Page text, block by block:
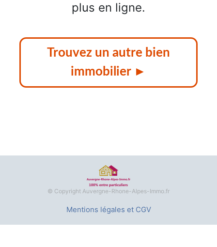
plus en ligne.
Trouvez un autre bien
immobilier ►
© Copyright Auvergne-Rhone-Alpes-Immo.fr
Mentions légales et CGV